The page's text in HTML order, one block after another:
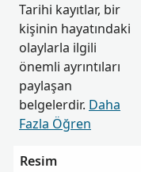
Tarihi kayıtlar, bir
kişinin hayatındaki
olaylarla ilgili
önemli ayrıntıları
paylaşan
belgelerdir. Daha
Fazla Öğren
Resim